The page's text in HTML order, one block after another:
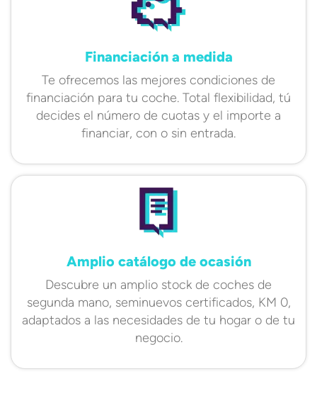
Financiación a medida
Te ofrecemos las mejores condiciones de
financiación para tu coche. Total flexibilidad, tú
decides el número de cuotas y el importe a
financiar, con o sin entrada.
Amplio catálogo de ocasión
Descubre un amplio stock de coches de
segunda mano, seminuevos certificados, KM 0,
adaptados a las necesidades de tu hogar o de tu
negocio.